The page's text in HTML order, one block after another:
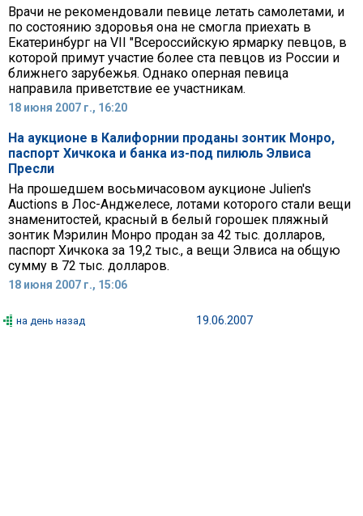
Врачи не рекомендовали певице летать самолетами, и
по состоянию здоровья она не смогла приехать в
Екатеринбург на VII "Всероссийскую ярмарку певцов, в
которой примут участие более ста певцов из России и
ближнего зарубежья. Однако оперная певица
направила приветствие ее участникам.
18 июня 2007 г., 16:20
На аукционе в Калифорнии проданы зонтик Монро,
паспорт Хичкока и банка из-под пилюль Элвиса
Пресли
На прошедшем восьмичасовом аукционе Julien's
Auctions в Лос-Анджелесе, лотами которого стали вещи
знаменитостей, красный в белый горошек пляжный
зонтик Мэрилин Монро продан за 42 тыс. долларов,
паспорт Хичкока за 19,2 тыс., а вещи Элвиса на общую
сумму в 72 тыс. долларов.
18 июня 2007 г., 15:06
на день назад 19.06.2007